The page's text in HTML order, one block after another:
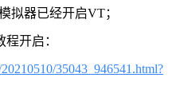
拟器已经开启VT；
开启：
35043_946541.html?